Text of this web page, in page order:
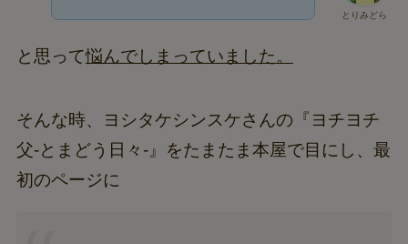
とりみどら
と思って悩んでしまっていました。
そんな時、ヨシタケシンスケさんの『ヨチヨチ
父-とまどう日々-』をたまたま本屋で目にし、最
初のページに